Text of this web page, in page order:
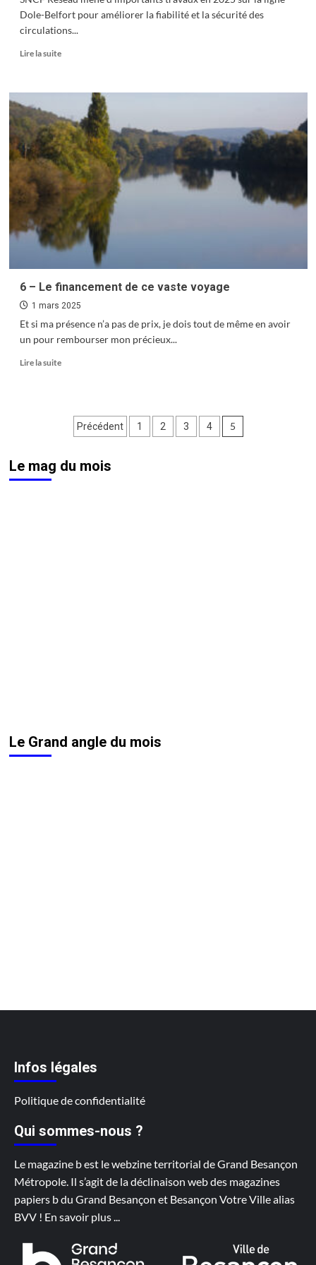
Dole-Belfort pour améliorer la fiabilité et la sécurité des
circulations...
Lire la suiteEn
sur
Modernisation
du
réseau
ferroviaire :
focus
sur
Grand
Besançon
6 – Le financement de ce vaste voyage
1 mars 2025
Et si ma présence n’a pas de prix, je dois tout de même en avoir
un pour rembourser mon précieux...
Lire la suiteEn
de
Pagination
publications
Précédent 1 2 3 4 5
Le mag du mois
Le Grand angle du mois
Infos légales
Politique de confidentialité
Qui sommes-nous ?
Le magazine b est le webzine territorial de Grand Besançon
Métropole. Il s’agit de la déclinaison web des magazines
papiers b du Grand Besançon et Besançon Votre Ville alias
BVV ! En savoir plus...